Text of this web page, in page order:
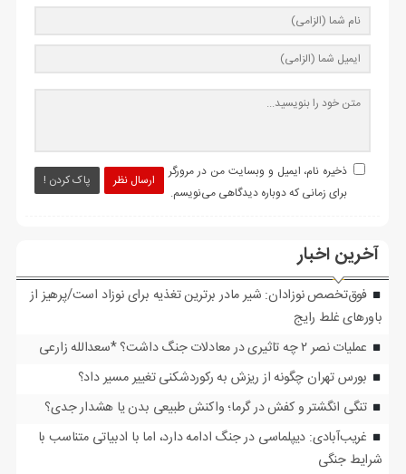
ارسال نظر پاک کردن !
ذخیره نام، ایمیل و وبسایت من در مرورگر
برای زمانی که دوباره دیدگاهی می‌نویسم.
آخرین اخبار
فوق‌تخصص نوزادان: شیر مادر برترین تغذیه برای نوزاد است/پرهیز از
باورهای غلط رایج
عملیات نصر ۲ چه تاثیری در معادلات جنگ داشت؟ *سعدالله زارعی
بورس تهران چگونه از ریزش به رکوردشکنی تغییر مسیر داد؟
تنگی انگشتر و کفش در گرما؛ واکنش طبیعی بدن یا هشدار جدی؟
غریب‌آبادی: دیپلماسی در جنگ ادامه دارد، اما با ادبیاتی متناسب با
شرایط جنگی